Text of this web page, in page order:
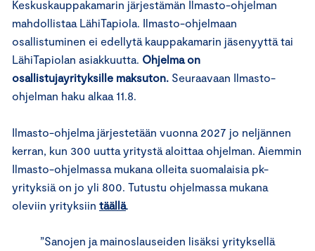
Keskuskauppakamarin järjestämän Ilmasto-ohjelman
mahdollistaa LähiTapiola. Ilmasto-ohjelmaan
osallistuminen ei edellytä kauppakamarin jäsenyyttä tai
LähiTapiolan asiakkuutta. Ohjelma on
osallistujayrityksille maksuton. Seuraavaan Ilmasto-
ohjelman haku alkaa 11.8.
Ilmasto-ohjelma järjestetään vuonna 2027 jo neljännen
kerran, kun 300 uutta yritystä aloittaa ohjelman. Aiemmin
Ilmasto-ohjelmassa mukana olleita suomalaisia pk-
yrityksiä on jo yli 800. Tutustu ohjelmassa mukana
oleviin yrityksiin täällä.
”Sanojen ja mainoslauseiden lisäksi yrityksellä